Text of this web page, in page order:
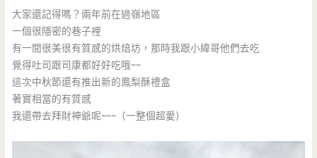
大家還記得嗎？兩年前在過嶺地區
一個很隱密的巷子裡
有一間很美很有質感的烘焙坊，那時我跟小緯哥他們去吃
覺得吐司跟司康都好好吃哦~~
這次中秋節還有推出新的鳳梨酥禮盒
著實相當的有質感
我還帶去拜財神爺呢~~~（一整個超愛）